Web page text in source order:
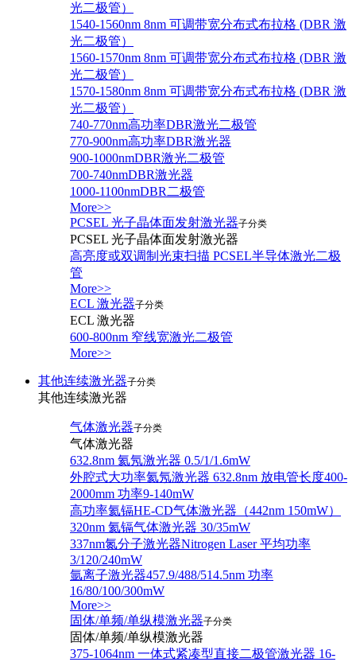
光二极管）
1540-1560nm 8nm 可调带宽分布式布拉格 (DBR 激
光二极管）
1560-1570nm 8nm 可调带宽分布式布拉格 (DBR 激
光二极管）
1570-1580nm 8nm 可调带宽分布式布拉格 (DBR 激
光二极管）
740-770nm高功率DBR激光二极管
770-900nm高功率DBR激光器
900-1000nmDBR激光二极管
700-740nmDBR激光器
1000-1100nmDBR二极管
More>>
PCSEL 光子晶体面发射激光器子分类
PCSEL 光子晶体面发射激光器
高亮度或双调制光束扫描 PCSEL半导体激光二极
管
More>>
ECL 激光器子分类
ECL 激光器
600-800nm 窄线宽激光二极管
More>>
其他连续激光器子分类
其他连续激光器
气体激光器子分类
气体激光器
632.8nm 氦氖激光器 0.5/1/1.6mW
外腔式大功率氦氖激光器 632.8nm 放电管长度400-
2000mm 功率9-140mW
高功率氦镉HE-CD气体激光器（442nm 150mW）
320nm 氦镉气体激光器 30/35mW
337nm氮分子激光器Nitrogen Laser 平均功率
3/120/240mW
氩离子激光器457.9/488/514.5nm 功率
16/80/100/300mW
More>>
固体/单频/单纵模激光器子分类
固体/单频/单纵模激光器
375-1064nm 一体式紧凑型直接二极管激光器 16-